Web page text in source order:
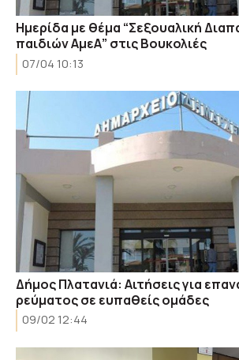
Ημερίδα με θέμα “Σεξουαλική
παιδιών ΑμεΑ” στις Βουκολιές
07/04 10:13
Δήμος Πλατανιά: Αιτήσεις για
ρεύματος σε ευπαθείς ομάδες
09/02 12:44